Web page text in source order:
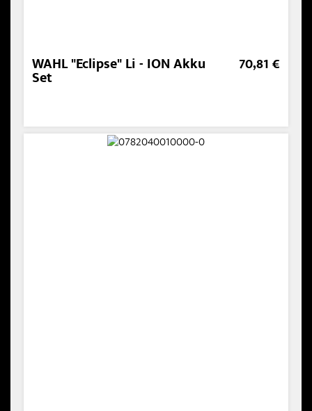
WAHL "Eclipse" Li - ION Akku
Set
70,81 €